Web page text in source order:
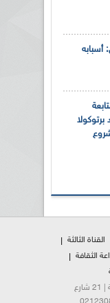
أسبابه
القناة الثالثة
الثقافة
© 2026 الإذاعة الجزائرية. كل الحقوق محفوظة | 21 شارع